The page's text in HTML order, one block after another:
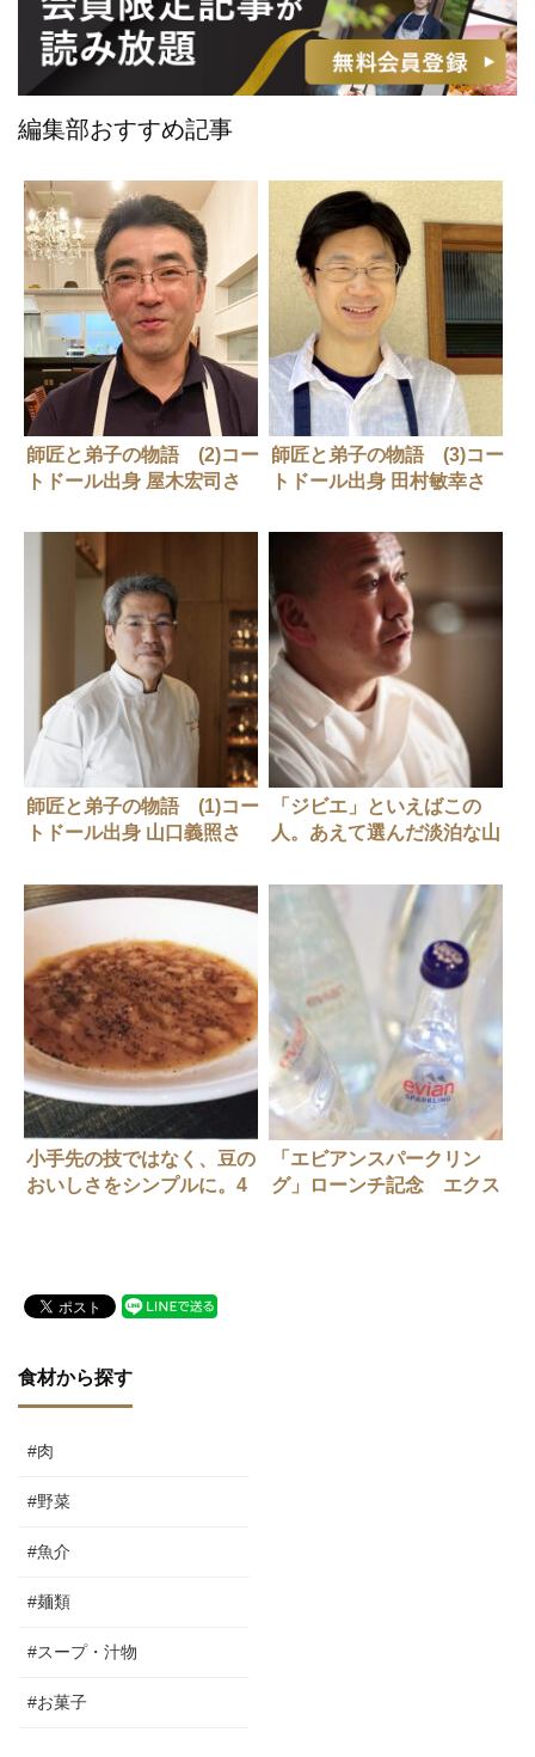
編集部おすすめ記事
師匠と弟子の物語 (2)コー
トドール出身 屋木宏司さ
師匠と弟子の物語 (3)コー
トドール出身 田村敏幸さ
師匠と弟子の物語 (1)コー
トドール出身 山口義照さ
「ジビエ」といえばこの
人。あえて選んだ淡泊な山
圭紀さん
小手先の技ではなく、豆の
おいしさをシンプルに。4
「エビアンスパークリン
グ」ローンチ記念 エクス
食材から探す
#肉
#野菜
#魚介
#麺類
#スープ・汁物
#お菓子